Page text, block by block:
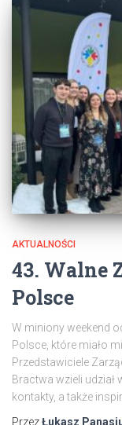
AKTUALNOŚCI
43. Walne
Polsce
W miniony weekend
Polsce, które miało
Przedstawiciele
Bractwa wzieli udział
kontakty, a także
PrzezŁukasz